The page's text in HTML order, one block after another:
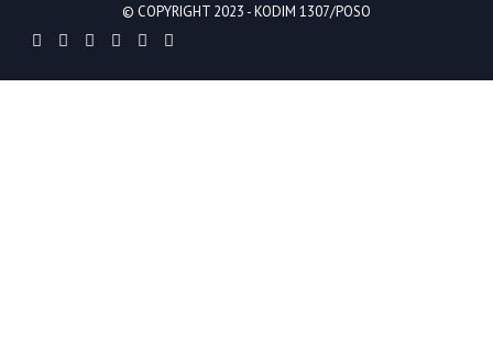
© COPYRIGHT 2023 -KODIM 1307/POSO